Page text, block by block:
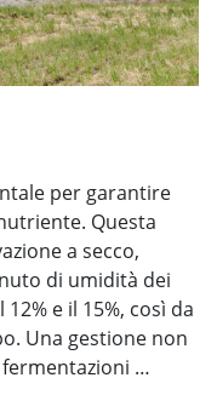
per garantire
Questa
a secco,
di umidità dei
e il 15%, così da
Una gestione non
…